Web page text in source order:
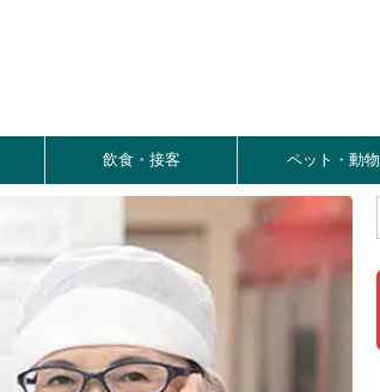
飲食・接客 ペット・動物